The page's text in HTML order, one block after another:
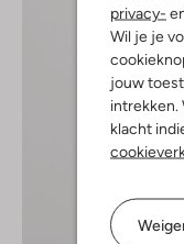
privacy-
Wil je je
jouw
intrekken.
klacht